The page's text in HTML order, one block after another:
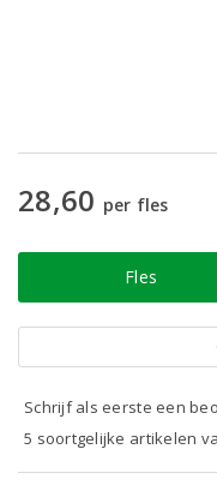
28,60 per fles
Fles
Schrijf als eerste een
5 soortgelijke artikelen